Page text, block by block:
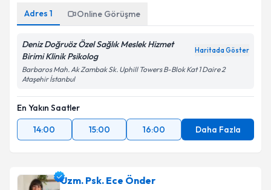
Adres 1 Online Görüşme
Deniz Doğruöz Özel Sağlık Meslek Hizmet
Birimi Klinik Psikolog
Haritada Göster
Barbaros Mah. Ak Zambak Sk. Uphill Towers B-Blok Kat 1 Daire 2
Ataşehir İstanbul
En Yakın Saatler
14:00
15:00 16:00 Daha Fazla
Uzm. Psk. Ece Önder